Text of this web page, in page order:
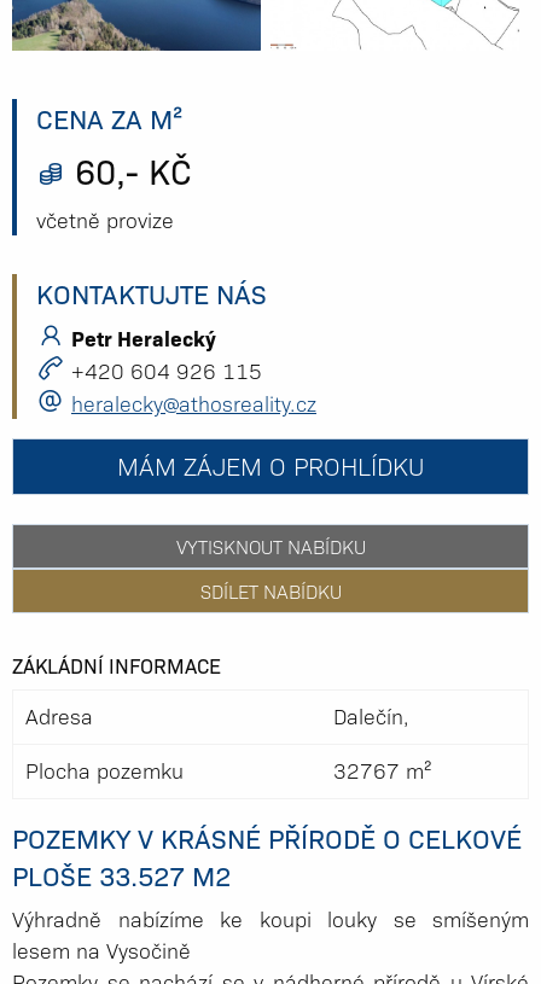
POZEMKY V KRÁSNÉ PŘÍRODĚ O CELKOVÉ
PLOŠE 33.527 M2
Výhradně nabízíme ke koupi louky se smíšeným
lesem na Vysočině
CENA ZA M²
60,- KČ
včetně provize
KONTAKTUJTE NÁS
Petr Heralecký
+420 604 926 115
heralecky@athosreality.cz
MÁM ZÁJEM O PROHLÍDKU
VYTISKNOUT NABÍDKU
SDÍLET NABÍDKU
ZÁKLÁDNÍ INFORMACE
Adresa
Dalečín,
Plocha pozemku
32767 m²